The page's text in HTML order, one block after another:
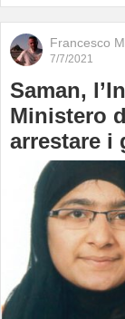
Francesco
7/7/2021
Saman,
Ministero
arrestare i